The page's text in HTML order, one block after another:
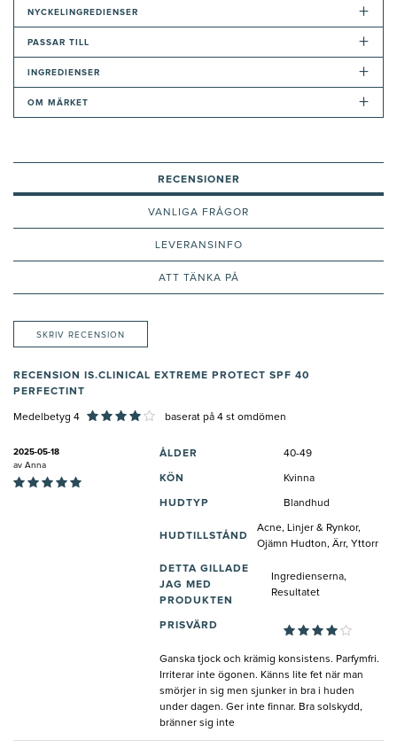
NYCKELINGREDIENSER +
PASSAR TILL +
INGREDIENSER +
OM MÄRKET +
RECENSIONER
VANLIGA FRÅGOR
LEVERANSINFO
ATT TÄNKA PÅ
SKRIV RECENSION
RECENSION IS.CLINICAL EXTREME PROTECT SPF 40
PERFECTINT
Medelbetyg 4 baserat på 4 st omdömen
2025-05-18
av Anna
ÅLDER 40-49
KÖN Kvinna
HUDTYP Blandhud
HUDTILLSTÅND
Acne, Linjer & Rynkor,
Ojämn Hudton, Ärr, Yttorr
DETTA GILLADE
JAG MED
PRODUKTEN
Ingredienserna,
Resultatet
PRISVÄRD
Ganska tjock och krämig konsistens. Parfymfri.
Irriterar inte ögonen. Känns lite fet när man
smörjer in sig men sjunker in bra i huden
under dagen. Ger inte finnar. Bra solskydd,
bränner sig inte